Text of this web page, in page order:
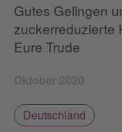
Gutes Gelingen
zuckerreduzierte
Eure Trude
Oktober 2020
Deutschland